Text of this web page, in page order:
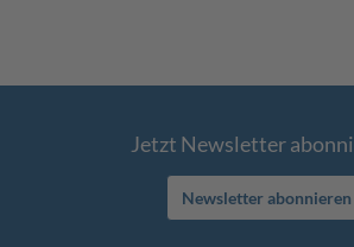
Jetzt Newsletter
Newsletter abonnieren